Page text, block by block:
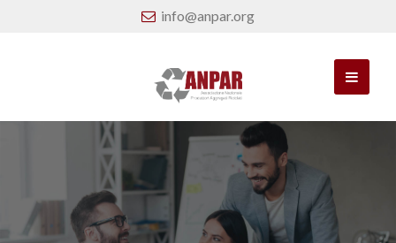
info@anpar.org